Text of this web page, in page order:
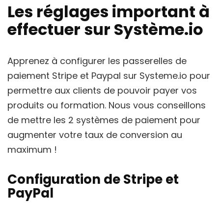
Les réglages important à
effectuer sur Système.io
Apprenez à configurer les passerelles de
paiement Stripe et Paypal sur Systeme.io pour
permettre aux clients de pouvoir payer vos
produits ou formation. Nous vous conseillons
de mettre les 2 systèmes de paiement pour
augmenter votre taux de conversion au
maximum !
Configuration de Stripe et
PayPal